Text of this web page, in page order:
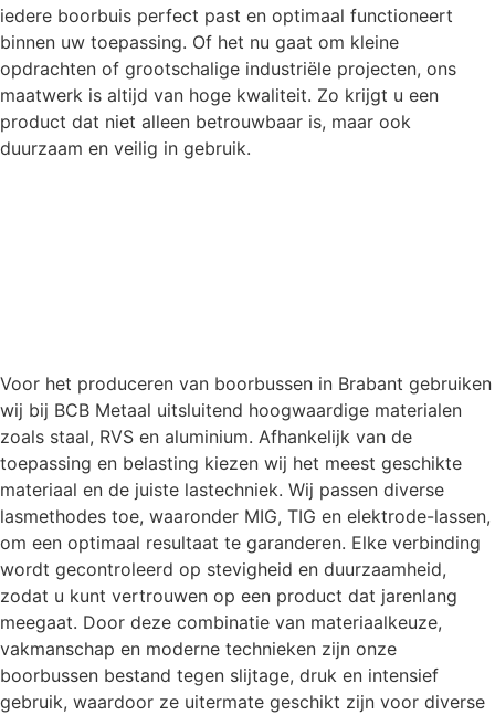
iedere boorbuis perfect past en optimaal functioneert
binnen uw toepassing. Of het nu gaat om kleine
opdrachten of grootschalige industriële projecten, ons
maatwerk is altijd van hoge kwaliteit. Zo krijgt u een
product dat niet alleen betrouwbaar is, maar ook
duurzaam en veilig in gebruik.
Voor het produceren van boorbussen in Brabant gebruiken
wij bij BCB Metaal uitsluitend hoogwaardige materialen
zoals staal, RVS en aluminium. Afhankelijk van de
toepassing en belasting kiezen wij het meest geschikte
materiaal en de juiste lastechniek. Wij passen diverse
lasmethodes toe, waaronder MIG, TIG en elektrode-lassen,
om een optimaal resultaat te garanderen. Elke verbinding
wordt gecontroleerd op stevigheid en duurzaamheid,
zodat u kunt vertrouwen op een product dat jarenlang
meegaat. Door deze combinatie van materiaalkeuze,
vakmanschap en moderne technieken zijn onze
boorbussen bestand tegen slijtage, druk en intensief
gebruik, waardoor ze uitermate geschikt zijn voor diverse